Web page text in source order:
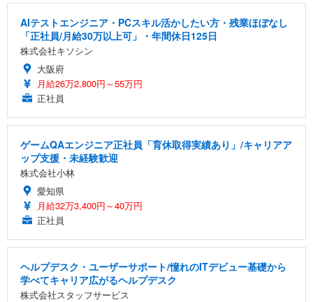
AIテストエンジニア・PCスキル活かしたい方・残業ほぼなし
「正社員/月給30万以上可」・年間休日125日
株式会社キソシン
大阪府
月給26万2,800円～55万円
正社員
ゲームQAエンジニア正社員「育休取得実績あり」/キャリアア
ップ支援・未経験歓迎
株式会社小林
愛知県
月給32万3,400円～40万円
正社員
ヘルプデスク・ユーザーサポート/憧れのITデビュー基礎から
学べてキャリア広がるヘルプデスク
株式会社スタッフサービス